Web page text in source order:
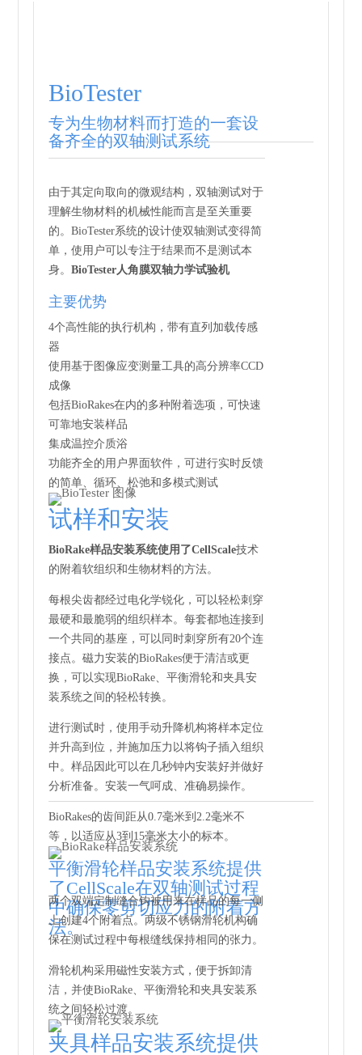
BioTester
专为生物材料而打造的一套设
备齐全的双轴测试系统
由于其定向取向的微观结构，双轴测试对于
理解生物材料的机械性能而言是至关重要
的。BioTester系统的设计使双轴测试变得简
单，使用户可以专注于结果而不是测试本
身。BioTester人角膜双轴力学试验机
主要优势
4个高性能的执行机构，带有直列加载传感
器
使用基于图像应变测量工具的高分辨率CCD
成像
包括BioRakes在内的多种附着选项，可快速
可靠地安装样品
集成温控介质浴
功能齐全的用户界面软件，可进行实时反馈
的简单、循环、松弛和多模式测试
试样和安装
BioRake样品安装系统使用了CellScale技术
的附着软组织和生物材料的方法。
每根尖齿都经过电化学锐化，可以轻松刺穿
最硬和最脆弱的组织样本。每套都地连接到
一个共同的基座，可以同时刺穿所有20个连
接点。磁力安装的BioRakes便于清洁或更
换，可以实现BioRake、平衡滑轮和夹具安
装系统之间的轻松转换。
进行测试时，使用手动升降机构将样本定位
并升高到位，并施加压力以将钩子插入组织
中。样品因此可以在几秒钟内安装好并做好
分析准备。安装一气呵成、准确易操作。
BioRakes的齿间距从0.7毫米到2.2毫米不
等，以适应从3到15毫米大小的标本。
平衡滑轮样品安装系统提供
了CellScale在双轴测试过程
中确保零剪切应力的附着方
法。
两个双端定制缝合钩被用来在样品的每一侧
上创建4个附着点。两级不锈钢滑轮机构确
保在测试过程中每根缝线保持相同的张力。
滑轮机构采用磁性安装方式，便于拆卸清
洁，并使BioRake、平衡滑轮和夹具安装系
统之间轻松过渡。
夹具样品安装系统提供